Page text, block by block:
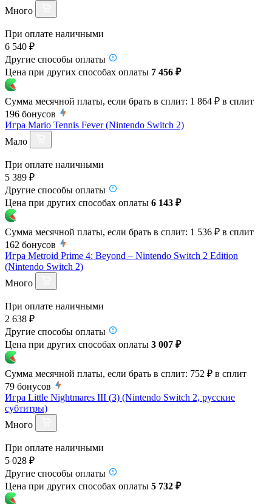
Много
При оплате наличными
6 540 ₽
Другие способы оплаты
Цена при других способах оплаты 7 456 ₽
Сумма месячной платы, если брать в сплит: 1 864 ₽ в сплит
196 бонусов
Игра Mario Tennis Fever (Nintendo Switch 2)
Мало
При оплате наличными
5 389 ₽
Другие способы оплаты
Цена при других способах оплаты 6 143 ₽
Сумма месячной платы, если брать в сплит: 1 536 ₽ в сплит
162 бонусов
Игра Metroid Prime 4: Beyond – Nintendo Switch 2 Edition
(Nintendo Switch 2)
Много
При оплате наличными
2 638 ₽
Другие способы оплаты
Цена при других способах оплаты 3 007 ₽
Сумма месячной платы, если брать в сплит: 752 ₽ в сплит
79 бонусов
Игра Little Nightmares III (3) (Nintendo Switch 2, русские
субтитры)
Много
При оплате наличными
5 028 ₽
Другие способы оплаты
Цена при других способах оплаты 5 732 ₽